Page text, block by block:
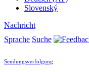
Slovenský
Nachricht
Sprache Suche
Sendungsverfolgung